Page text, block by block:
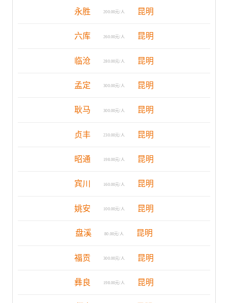
永胜 200.00元/人 昆明
六库 260.00元/人 昆明
临沧 280.00元/人 昆明
孟定 300.00元/人 昆明
耿马 300.00元/人 昆明
贞丰 230.00元/人 昆明
昭通 198.00元/人 昆明
宾川 160.00元/人 昆明
姚安 100.00元/人 昆明
盘溪 80.00元/人 昆明
福贡 300.00元/人 昆明
彝良 198.00元/人 昆明